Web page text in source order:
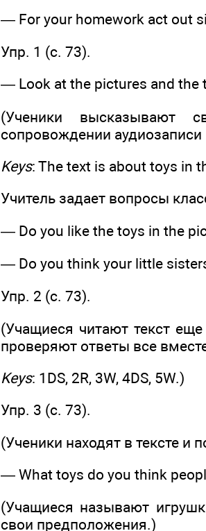
— For your homework act out
Упр. 1 (c. 73).
— Look at the pictures and the
(Ученики высказывают
сопровождении
Keys: The text is about toys in
Учитель задает вопросы
— Do you like the toys in the
— Do you think your little
Упр. 2 (c. 73).
(Учащиеся читают текст
проверяют ответы все
Keys: 1DS, 2R, 3W, 4DS, 5W.)
Упр. 3 (с. 73).
(Ученики находят в тексте и
— What toys do you think
(Учащиеся называют
свои предположения.)